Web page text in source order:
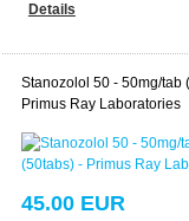
Details
Stanozolol 50 - 50mg/tab
Primus Ray Laboratories
45.00 EUR